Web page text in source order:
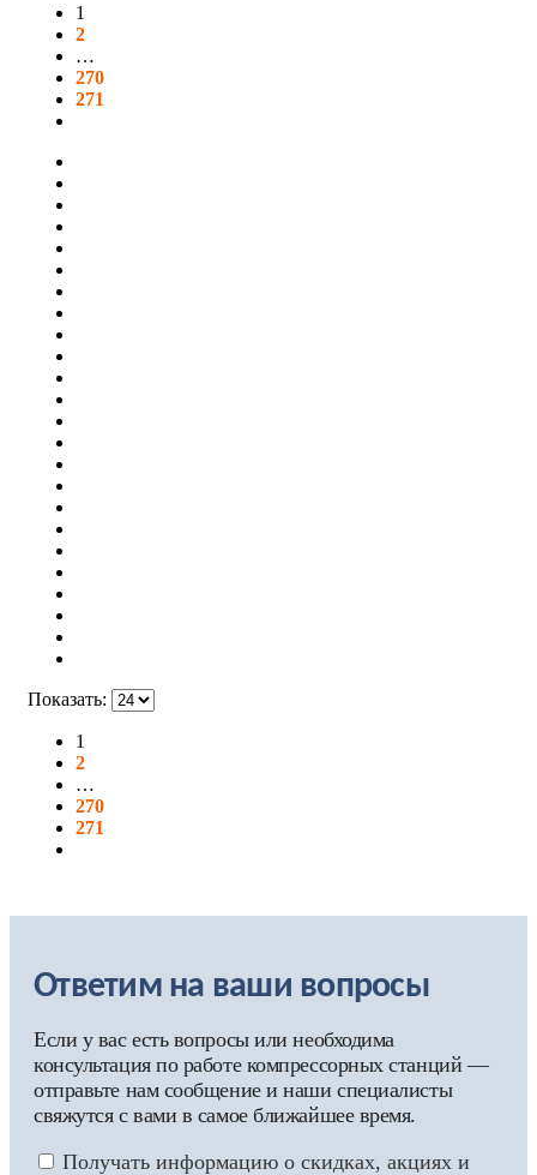
1
2
…
270
271
Показать:
1
2
…
270
271
Ответим на ваши вопросы
Если у вас есть вопросы или необходима
консультация по работе компрессорных станций —
отправьте нам сообщение и наши специалисты
свяжутся с вами в самое ближайшее время.
Получать информацию о скидках, акциях и